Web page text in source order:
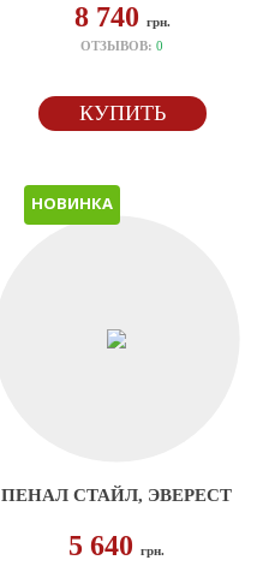
8 740 грн.
ОТЗЫВОВ:0
КУПИТЬ
НОВИНКА
ПЕНАЛ СТАЙЛ, ЭВЕРЕСТ
5 640грн.